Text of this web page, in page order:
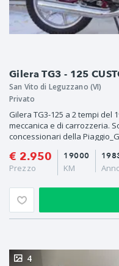
Gilera TG3 - 125
San Vito di Leguzzano (VI)
Privato
Gilera TG3-125 a 2 tempi
meccanica e di carrozzeria.
concessionari della
€ 2.950
Prezzo
19000
KM
4